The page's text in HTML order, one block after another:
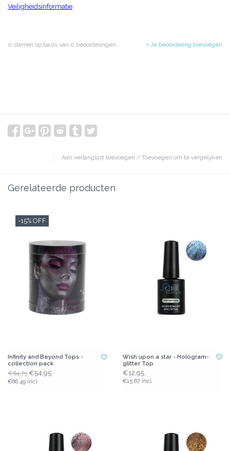
Veiligheidsinformatie
+ Je beoordeling toevoegen
0 sterren op basis van 0 beoordelingen
Aan verlanglijst toevoegen / Toevoegen om te vergelijken
Gerelateerde producten
-15% OFF
Infinity and Beyond Tops -
collection pack
€64,75 €54,95
€66,49 incl.
Wish upon a star - Hologram-
glitter Top
€12,95
€15,67 incl.